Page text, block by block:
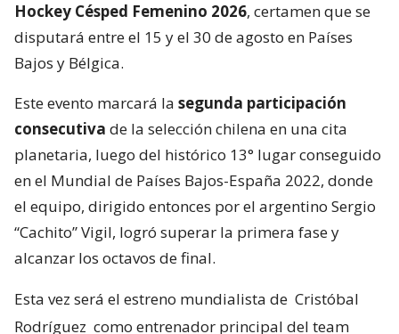
Hockey Césped Femenino 2026, certamen que se
disputará entre el 15 y el 30 de agosto en Países
Bajos y Bélgica.
Este evento marcará la segunda participación
consecutiva de la selección chilena en una cita
planetaria, luego del histórico 13° lugar conseguido
en el Mundial de Países Bajos-España 2022, donde
el equipo, dirigido entonces por el argentino Sergio
“Cachito” Vigil, logró superar la primera fase y
alcanzar los octavos de final.
Esta vez será el estreno mundialista de Cristóbal
Rodríguez como entrenador principal del team